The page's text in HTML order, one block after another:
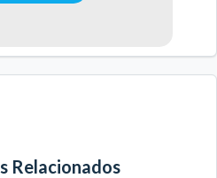
Relacionados